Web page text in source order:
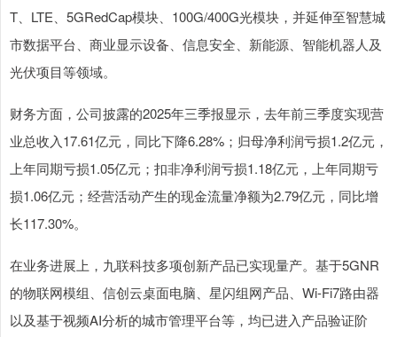
T、LTE、5GRedCap模块、100G/400G光模块，并延伸至智慧城
市数据平台、商业显示设备、信息安全、新能源、智能机器人及
光伏项目等领域。
财务方面，公司披露的2025年三季报显示，去年前三季度实现营
业总收入17.61亿元，同比下降6.28%；归母净利润亏损1.2亿元，
上年同期亏损1.05亿元；扣非净利润亏损1.18亿元，上年同期亏
损1.06亿元；经营活动产生的现金流量净额为2.79亿元，同比增
长117.30%。
在业务进展上，九联科技多项创新产品已实现量产。基于5GNR
的物联网模组、信创云桌面电脑、星闪组网产品、Wi-Fi7路由器
以及基于视频AI分析的城市管理平台等，均已进入产品验证阶